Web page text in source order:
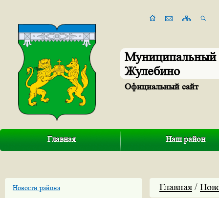
Муниципальный
Жулебино
Официальный сайт
Главная Наш район
Новости района
Главная /